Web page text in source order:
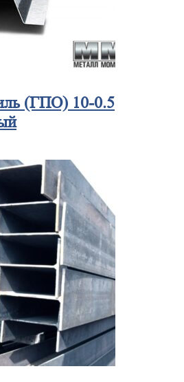
(ГПО) 10-0.5